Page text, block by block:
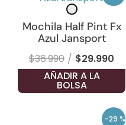
Mochila Half Pint Fx
Azul Jansport
$36.990 $29.990
AÑADIR A LA
BOLSA
-29 %